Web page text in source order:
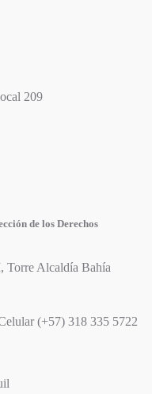
209
de los Derechos
Alcaldía Bahía
(+57) 318 335 5722